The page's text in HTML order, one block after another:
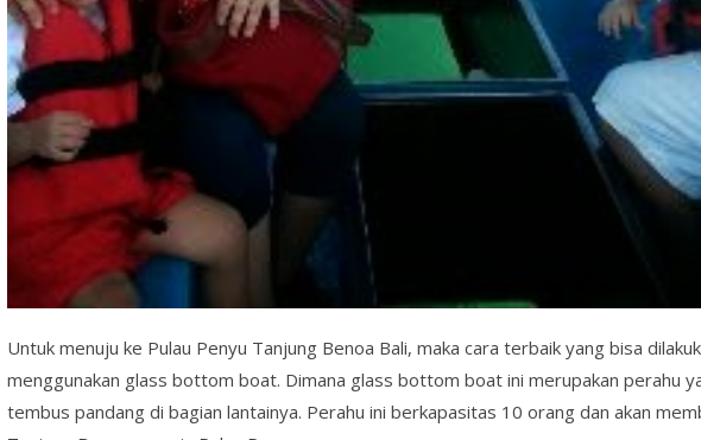
Untuk menuju ke Pulau Penyu Tanjung Benoa Bali, maka cara terbaik yang bisa
menggunakan glass bottom boat. Dimana glass bottom boat ini merupakan perahu
tembus pandang di bagian lantainya. Perahu ini berkapasitas 10 orang dan akan